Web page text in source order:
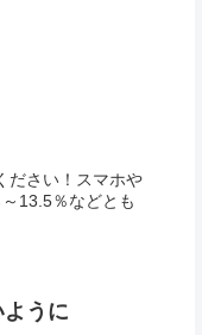
ださい！スマホや
13.5％などとも
うに